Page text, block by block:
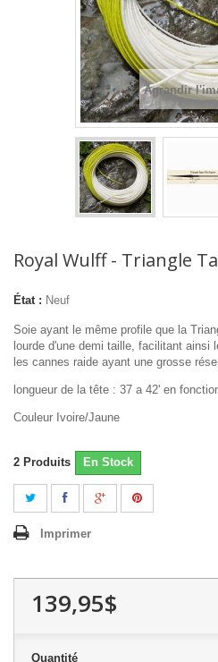
Agrandir
Royal Wulff - Triangle
État : Neuf
Soie ayant le même profile que la
lourde d'une demi taille, facilitant ainsi
les cannes raide ayant une grosse
longueur de la tête : 37 a 42' en
Couleur Ivoire/Jaune
2 Produits En Stock
Imprimer
139,95$
Quantité